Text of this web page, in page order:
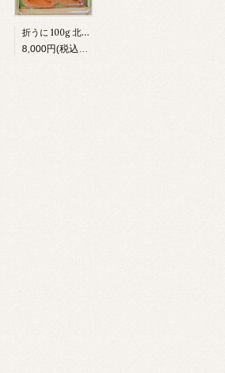
折うに 100g 北方四島産
8,000円(税込8,640円)